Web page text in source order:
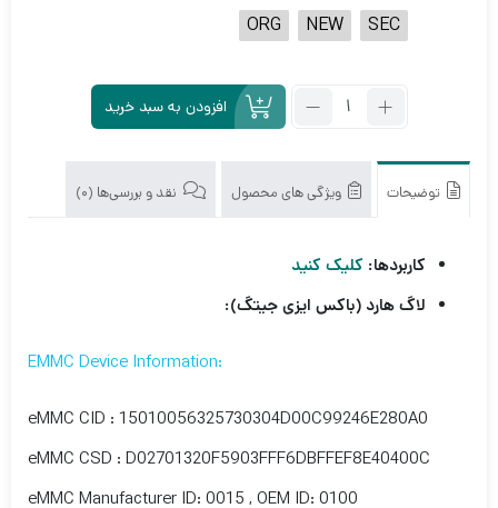
SEC
NEW
ORG
تعداد:
KMV2W000LM-
افزودن به سبد خرید
توضیحات ویژگی های محصول نقد و بررسی‌ها (0)
کاربردها: کلیک کنید
لاگ هارد (باکس ایزی جیتگ):
:EMMC Device Information
eMMC CID : 15010056325730304D00C99246E280A0
eMMC CSD : D02701320F5903FFF6DBFFEF8E40400C
eMMC Manufacturer ID: 0015 , OEM ID: 0100